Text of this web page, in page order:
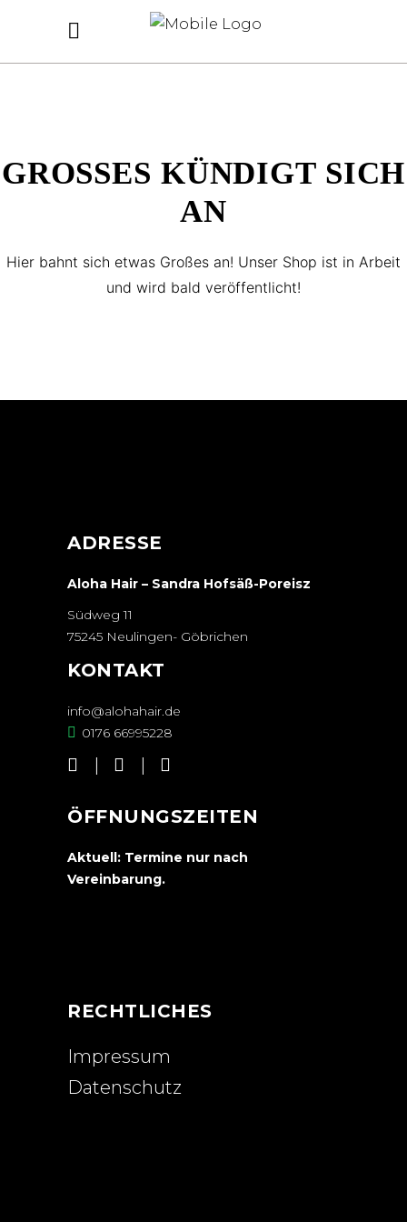
GROSSES KÜNDIGT SICH A
N
Hier bahnt sich etwas Großes an! Unser Shop ist in Arbeit
und wird bald veröffentlicht!
ADRESSE
Aloha Hair – Sandra Hofsäß-Poreisz
Südweg 11
75245 Neulingen- Göbrichen
KONTAKT
info@alohahair.de
0176 66995228
ÖFFNUNGSZEITEN
Aktuell: Termine nur nach
Vereinbarung.
RECHTLICHES
Impressum
Datenschutz